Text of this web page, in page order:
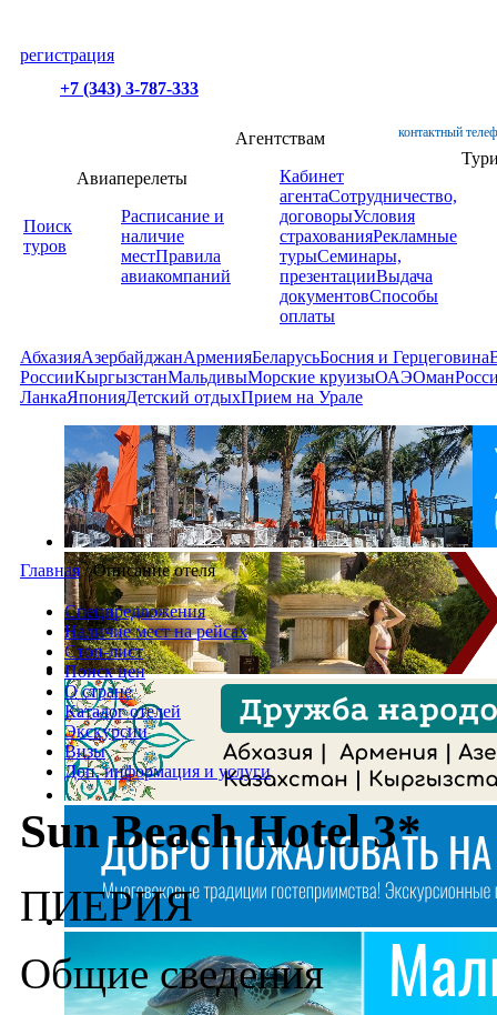
регистрация
+7 (343) 3-787-333
контактный
Поиск
туров
Авиаперелеты
Расписание и
наличие
местПравила
авиакомпаний
Агентствам
Кабинет
агентаСотрудничество,
договорыУсловия
страхованияРекламные
турыСеминары,
презентацииВыдача
документовСпособы
оплаты
АбхазияАзербайджанАрменияБеларусьБосния и Герцеговина
РоссииКыргызстанМальдивыМорские круизыОАЭОман
ЛанкаЯпонияДетский отдыхПрием на Урале
Главная /Описание отеля
Спецпредложения
Наличие мест на рейсах
Стоп-лист
Поиск цен
О стране
Каталог отелей
Экскурсии
Визы
Доп. информация и услуги
Sun Beach Hotel 3*
ПИЕРИЯ
Общие сведения